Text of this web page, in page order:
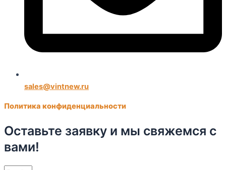
sales@vintnew.ru
Политика конфиденциальности
Оставьте заявку и мы свяжемся с
вами!